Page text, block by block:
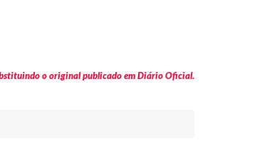
o original publicado em Diário Oficial.